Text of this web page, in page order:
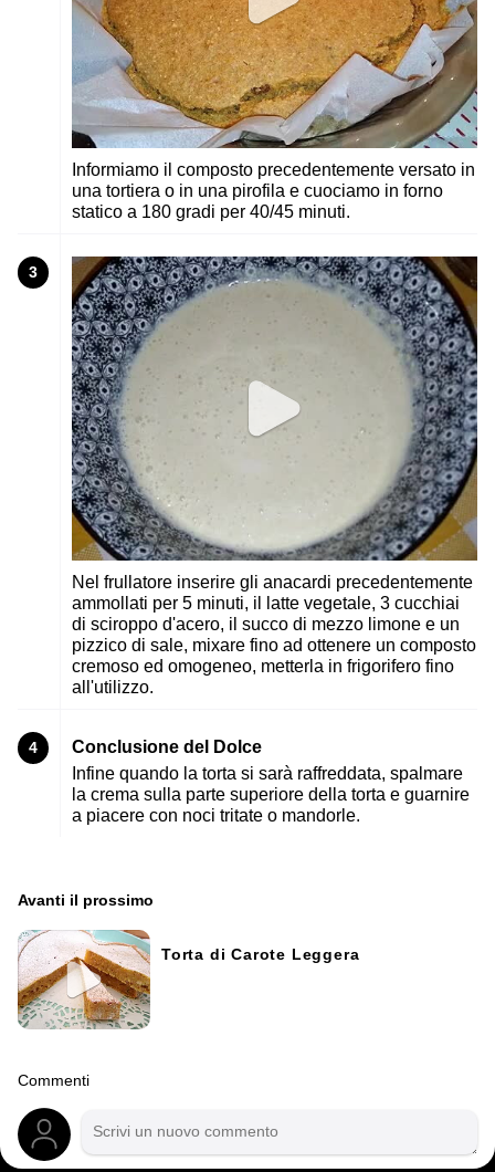
Informiamo il composto precedentemente versato in
una tortiera o in una pirofila e cuociamo in forno
statico a 180 gradi per 40/45 minuti.
3
Nel frullatore inserire gli anacardi precedentemente
ammollati per 5 minuti, il latte vegetale, 3 cucchiai
di sciroppo d'acero, il succo di mezzo limone e un
pizzico di sale, mixare fino ad ottenere un composto
cremoso ed omogeneo, metterla in frigorifero fino
all'utilizzo.
4
Conclusione del Dolce
Infine quando la torta si sarà raffreddata, spalmare
la crema sulla parte superiore della torta e guarnire
a piacere con noci tritate o mandorle.
Avanti il ​​prossimo
Torta di Carote Leggera
Commenti